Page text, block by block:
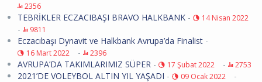
2356
TEBRİKLER ECZACIBAŞI BRAVO HALKBANK - 14 Nisan 2022
- 9811
Eczacıbaşı Dynavit ve Halkbank Avrupa’da Finalist -
16 Mart 2022 - 2396
AVRUPA’DA TAKIMLARIMIZ SÜPER - 17 Şubat 2022 - 2753
2021’DE VOLEYBOL ALTIN YIL YAŞADI - 09 Ocak 2022 -